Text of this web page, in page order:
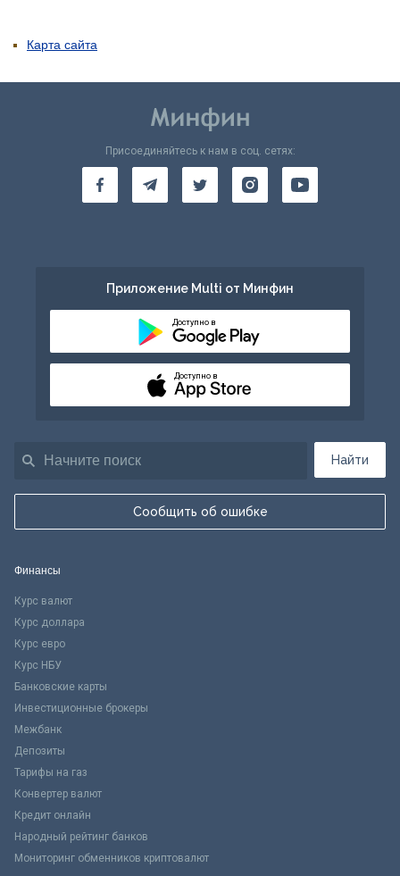
Карта сайта
Найти
Сообщить об ошибке
Присоединяйтесь к нам в соц. сетях:
Приложение Multi от Минфин
Доступно в
Доступно в
Финансы
Курс валют
Курс доллара
Курс евро
Курс НБУ
Банковские карты
Инвестиционные брокеры
Межбанк
Депозиты
Тарифы на газ
Конвертер валют
Кредит онлайн
Народный рейтинг банков
Мониторинг обменников криптовалют